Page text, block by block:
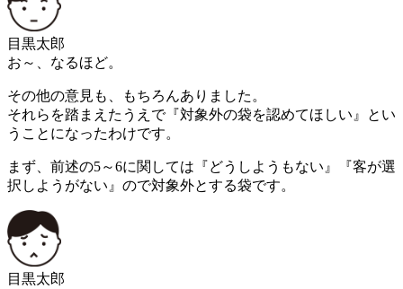
目黒太郎
お～、なるほど。
その他の意見も、もちろんありました。
それらを踏まえたうえで『対象外の袋を認めてほしい』とい
うことになったわけです。
まず、前述の5～6に関しては『どうしようもない』『客が選
択しようがない』ので対象外とする袋です。
目黒太郎